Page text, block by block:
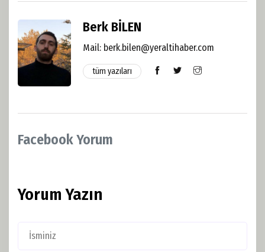
Berk BİLEN
Mail: berk.bilen@yeraltihaber.com
tüm yazıları
Facebook Yorum
Yorum Yazın